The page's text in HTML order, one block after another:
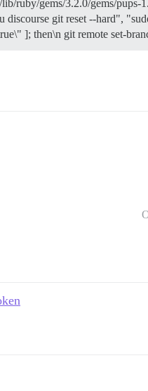
ruby/gems/3.2.0/gems/pups-
git reset --hard",
]; then\n git remote set-